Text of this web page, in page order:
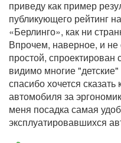
приведу как пример
публикующего рейтинг
«Берлинго», как ни
Впрочем, наверное, и не
простой, спроектирован
видимо многие
спасибо хочется сказать
автомобиля за
меня посадка самая
эксплуатировавшихся